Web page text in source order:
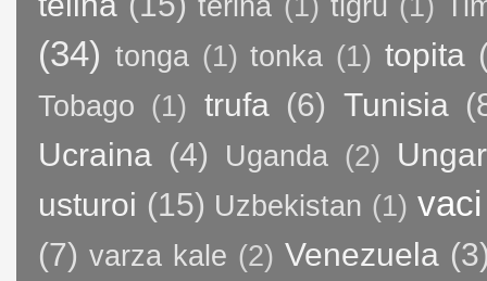
terina (1) tigru (1)
(34) tonga (1) tonka (1) topita
Tobago (1) trufa (6) Tunisia
Ucraina (4) Uganda (2)
usturoi (15) Uzbekistan (1) vaci
(7) varza kale (2) Venezuela